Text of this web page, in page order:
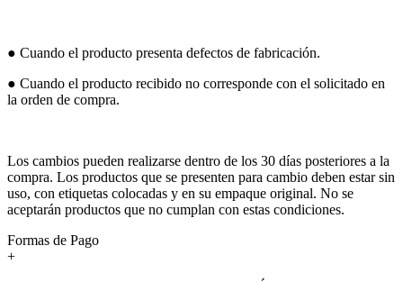
● Cuando el producto presenta defectos de fabricación.
● Cuando el producto recibido no corresponde con el solicitado en
la orden de compra.
Los cambios pueden realizarse dentro de los 30 días posteriores a la
compra. Los productos que se presenten para cambio deben estar sin
uso, con etiquetas colocadas y en su empaque original. No se
aceptarán productos que no cumplan con estas condiciones.
Formas de Pago
+